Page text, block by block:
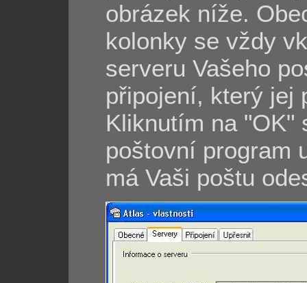
obrázek níže.
kolonky se vždy
serveru Vašeho
připojení, který jej
Kliknutím na "OK"
poštovní program
má Vaši poštu